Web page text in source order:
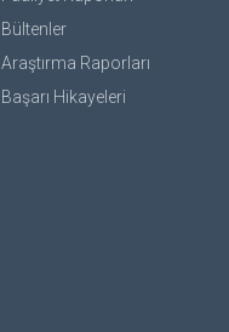
Bültenler
Araştırma Raporları
Başarı Hikayeleri